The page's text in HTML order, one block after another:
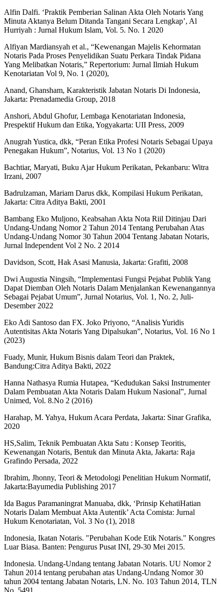
Alfin Dalfi. ‘Praktik Pemberian Salinan Akta Oleh Notaris Yang
Minuta Aktanya Belum Ditanda Tangani Secara Lengkap’, Al
Hurriyah : Jurnal Hukum Islam, Vol. 5. No. 1 2020
Alfiyan Mardiansyah et al., “Kewenangan Majelis Kehormatan
Notaris Pada Proses Penyelidikan Suatu Perkara Tindak Pidana
Yang Melibatkan Notaris,” Repertorium: Jurnal Ilmiah Hukum
Kenotariatan Vol 9, No. 1 (2020),
Anand, Ghansham, Karakteristik Jabatan Notaris Di Indonesia,
Jakarta: Prenadamedia Group, 2018
Anshori, Abdul Ghofur, Lembaga Kenotariatan Indonesia,
Prespektif Hukum dan Etika, Yogyakarta: UII Press, 2009
Anugrah Yustica, dkk, “Peran Etika Profesi Notaris Sebagai Upaya
Penegakan Hukum”, Notarius, Vol. 13 No 1 (2020)
Bachtiar, Maryati, Buku Ajar Hukum Perikatan, Pekanbaru: Witra
Irzani, 2007
Badrulzaman, Mariam Darus dkk, Kompilasi Hukum Perikatan,
Jakarta: Citra Aditya Bakti, 2001
Bambang Eko Muljono, Keabsahan Akta Nota Riil Ditinjau Dari
Undang-Undang Nomor 2 Tahun 2014 Tentang Perubahan Atas
Undang-Undang Nomor 30 Tahun 2004 Tentang Jabatan Notaris,
Jurnal Independent Vol 2 No. 2 2014
Davidson, Scott, Hak Asasi Manusia, Jakarta: Grafiti, 2008
Dwi Augustia Ningsih, “Implementasi Fungsi Pejabat Publik Yang
Dapat Diemban Oleh Notaris Dalam Menjalankan Kewenangannya
Sebagai Pejabat Umum”, Jurnal Notarius, Vol. 1, No. 2, Juli-
Desember 2022
Eko Adi Santoso dan FX. Joko Priyono, “Analisis Yuridis
Autentisitas Akta Notaris Yang Dipalsukan”, Notarius, Vol. 16 No 1
(2023)
Fuady, Munir, Hukum Bisnis dalam Teori dan Praktek,
Bandung:Citra Aditya Bakti, 2022
Hanna Nathasya Rumia Hutapea, “Kedudukan Saksi Instrumenter
Dalam Pembuatan Akta Notaris Dalam Hukum Nasional‟, Jurnal
Unimed, Vol. 8.No 2 (2016)
Harahap, M. Yahya, Hukum Acara Perdata, Jakarta: Sinar Grafika,
2020
HS,Salim, Teknik Pembuatan Akta Satu : Konsep Teoritis,
Kewenangan Notaris, Bentuk dan Minuta Akta, Jakarta: Raja
Grafindo Persada, 2022
Ibrahim, Jhonny, Teori & Metodologi Penelitian Hukum Normatif,
Jakarta:Bayumedia Publishing 2017
Ida Bagus Paramaningrat Manuaba, dkk, ‘Prinsip KehatiHatian
Notaris Dalam Membuat Akta Autentik’ Acta Comista: Jurnal
Hukum Kenotariatan, Vol. 3 No (1), 2018
Indonesia, Ikatan Notaris. "Perubahan Kode Etik Notaris." Kongres
Luar Biasa. Banten: Pengurus Pusat INI, 29-30 Mei 2015.
Indonesia. Undang-Undang tentang Jabatan Notaris. UU Nomor 2
Tahun 2014 tentang perubahan atas Undang-Undang Nomor 30
tahun 2004 tentang Jabatan Notaris, LN. No. 103 Tahun 2014, TLN
No. 5491.